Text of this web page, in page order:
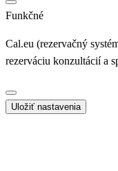
Funkčné
Cal.eu (rezervačný
rezerváciu konzultácií a
Uložiť nastavenia